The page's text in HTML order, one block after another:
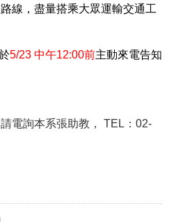
線，盡量搭乘大眾運輸交通工
5/23 中午12:00前主動來電告知
電詢本系張助教， TEL：02-